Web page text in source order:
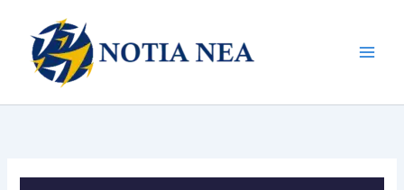
περιεχόμενο